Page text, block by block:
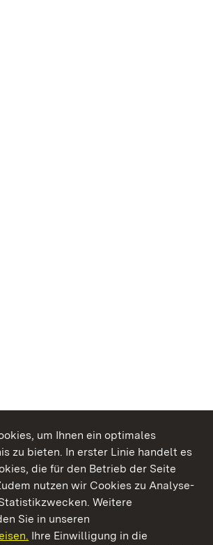
um Ihnen ein optimales
zu bieten. In erster Linie handelt es
die für den Betrieb der Seite
nutzen wir Cookies zu Analyse-
Weitere
Sie in unseren
Ihre Einwilligung in die
Genießen.
Gärten Baden‑Württemberg